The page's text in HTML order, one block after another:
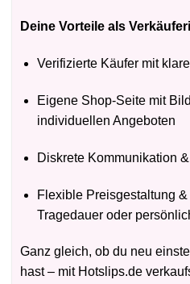
Deine Vorteile als
Verifizierte Käufer mit
Eigene Shop-Seite mit
individuellen Angeboten
Diskrete Kommunikation
Flexible Preisgestaltung
Tragedauer oder
Ganz gleich, ob du neu
hast – mit Hotslips.de